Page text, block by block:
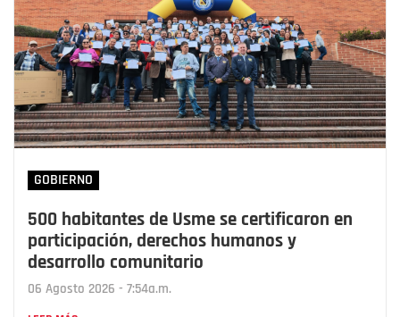
GOBIERNO
500 habitantes de Usme se certificaron en
participación, derechos humanos y
desarrollo comunitario
06 Agosto 2026 - 7:54a.m.